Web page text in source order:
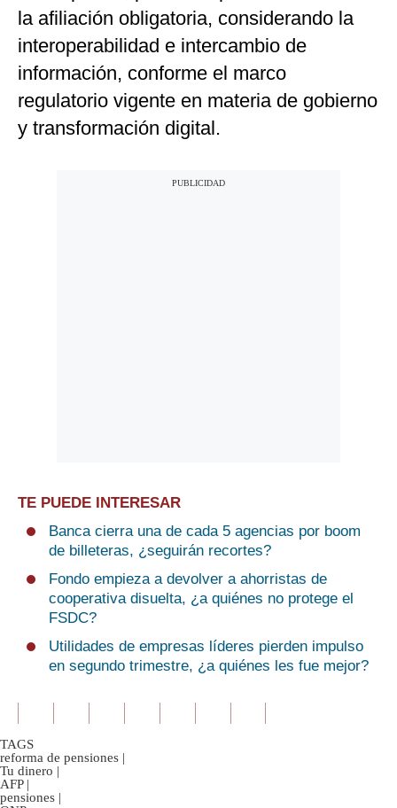
la afiliación obligatoria, considerando la
interoperabilidad e intercambio de
información, conforme el marco
regulatorio vigente en materia de gobierno
y transformación digital.
TE PUEDE INTERESAR
Banca cierra una de cada 5 agencias por boom
de billeteras, ¿seguirán recortes?
Fondo empieza a devolver a ahorristas de
cooperativa disuelta, ¿a quiénes no protege el
FSDC?
Utilidades de empresas líderes pierden impulso
en segundo trimestre, ¿a quiénes les fue mejor?
TAGS
reforma de pensiones |
Tu dinero |
AFP |
pensiones |